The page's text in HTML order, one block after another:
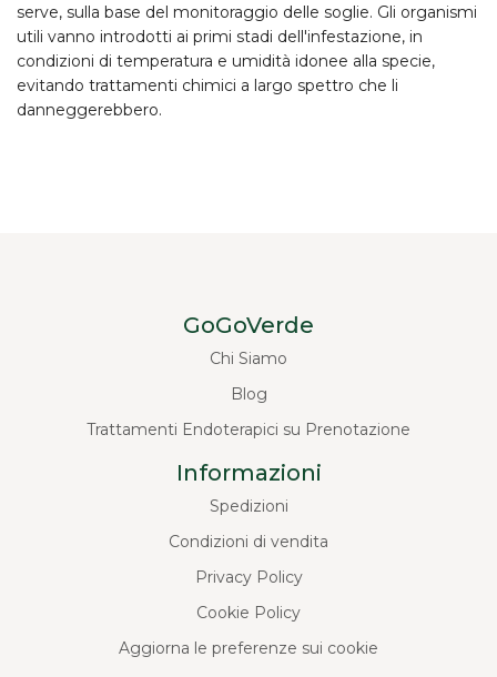
serve, sulla base del monitoraggio delle soglie. Gli organismi
utili vanno introdotti ai primi stadi dell'infestazione, in
condizioni di temperatura e umidità idonee alla specie,
evitando trattamenti chimici a largo spettro che li
danneggerebbero.
GoGoVerde
Chi Siamo
Blog
Trattamenti Endoterapici su Prenotazione
Informazioni
Spedizioni
Condizioni di vendita
Privacy Policy
Cookie Policy
Aggiorna le preferenze sui cookie